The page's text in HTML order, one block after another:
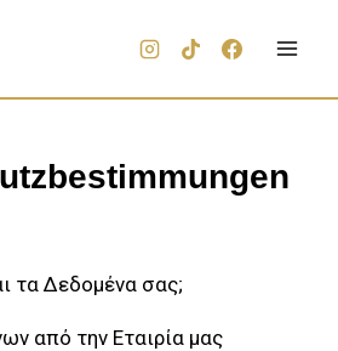
τα Δεδομένα σας;
από την Εταιρία μας